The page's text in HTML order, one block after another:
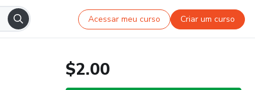
Acessar meu curso Criar um curso
$2.00